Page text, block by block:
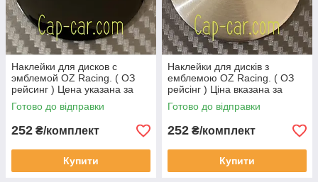
Наклейки для дисков с
эмблемой OZ Racing. ( ОЗ
рейсинг ) Цена указана за
комплект из 4-х штук
Готово до відправки
252 ₴/комплект
Купити
Наклейки для дисків з
емблемою OZ Racing. ( ОЗ
рейсінг ) Ціна вказана за
комплект з 4-х штук
Готово до відправки
252 ₴/комплект
Купити